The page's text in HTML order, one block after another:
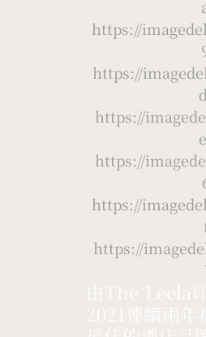
https://
https://
https://
https://
https://
https://